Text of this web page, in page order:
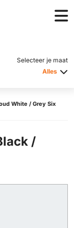
Selecteer je maat
Alles
White / Grey Six
/